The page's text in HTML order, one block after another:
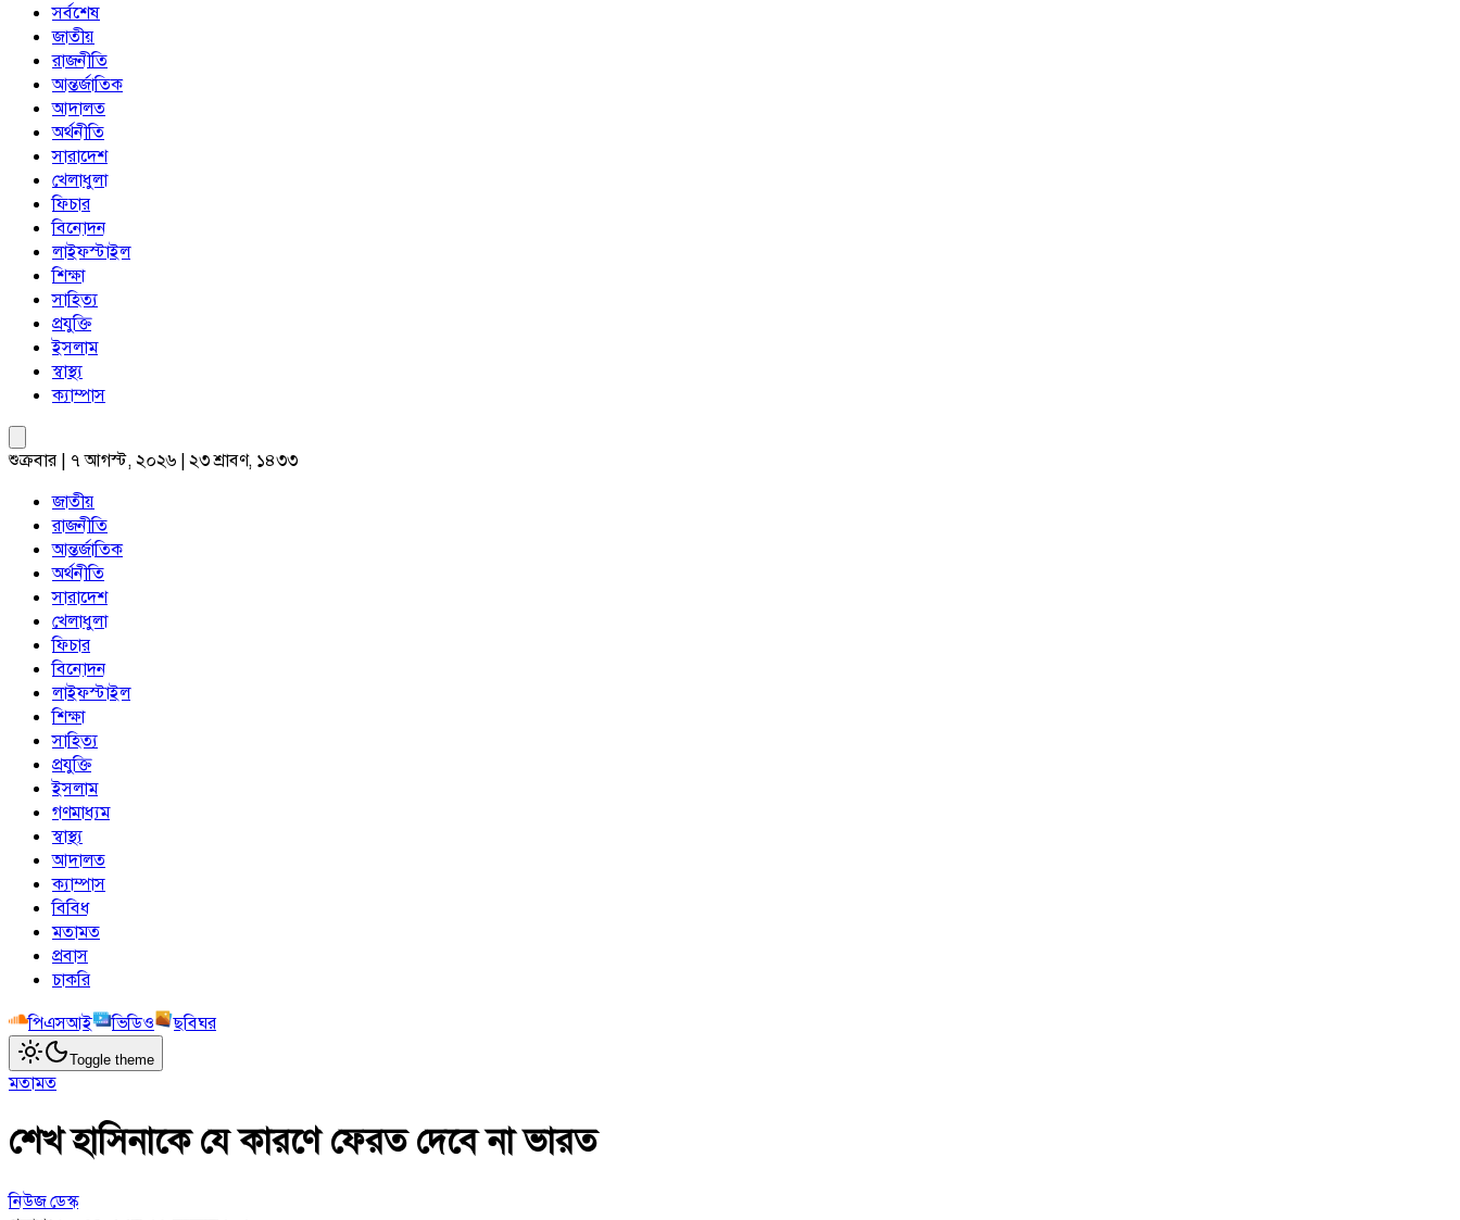
সর্বশেষ
জাতীয়
রাজনীতি
আন্তর্জাতিক
আদালত
অর্থনীতি
সারাদেশ
খেলাধুলা
ফিচার
বিনোদন
লাইফস্টাইল
শিক্ষা
সাহিত্য
প্রযুক্তি
ইসলাম
স্বাস্থ্য
ক্যাম্পাস
শুক্রবার | ৭ আগস্ট, ২০২৬ | ২৩ শ্রাবণ, ১৪৩৩
জাতীয়
রাজনীতি
আন্তর্জাতিক
অর্থনীতি
সারাদেশ
খেলাধুলা
ফিচার
বিনোদন
লাইফস্টাইল
শিক্ষা
সাহিত্য
প্রযুক্তি
ইসলাম
গণমাধ্যম
স্বাস্থ্য
আদালত
ক্যাম্পাস
বিবিধ
মতামত
প্রবাস
চাকরি
পিএসআই
ভিডিও ছবিঘর
Toggle theme
মতামত
শেখ হাসিনাকে যে কারণে ফেরত দেবে না ভারত
নিউজ ডেস্ক